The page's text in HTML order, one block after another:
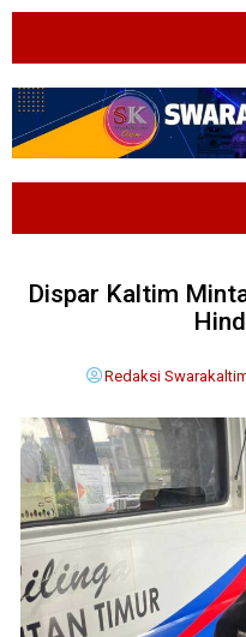
Dispar Kaltim
Redaksi